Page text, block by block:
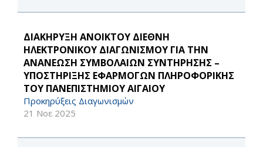
ΔΙΑΚΗΡΥΞΗ ΑΝΟΙΚΤΟΥ ΔΙΕΘΝΗ
ΗΛΕΚΤΡΟΝΙΚΟΥ ΔΙΑΓΩΝΙΣΜΟΥ ΓΙΑ THN
ΑΝΑΝΕΩΣΗ ΣΥΜΒΟΛΑΙΩΝ ΣΥΝΤΗΡΗΣΗΣ –
ΥΠΟΣΤΗΡΙΞΗΣ ΕΦΑΡΜΟΓΩΝ ΠΛΗΡΟΦΟΡΙΚΗΣ
ΤΟΥ ΠΑΝΕΠΙΣΤΗΜΙΟΥ ΑΙΓΑΙΟΥ
Προκηρύξεις Διαγωνισμών
21 Νοε 2025